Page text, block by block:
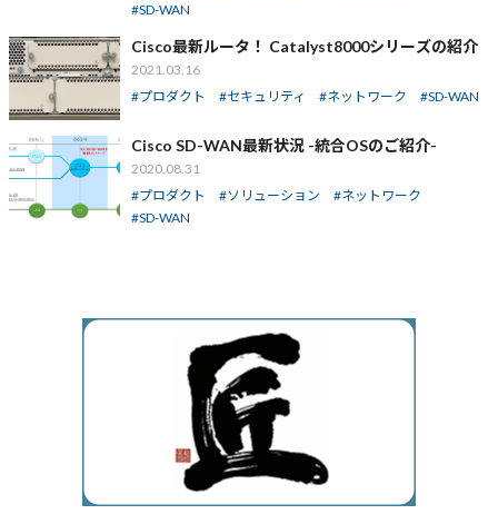
SD-WAN
Cisco最新ルータ！ Catalyst8000シリーズの紹介
2021.03.16
プロダクト
セキュリティ ネットワーク SD-WAN
Cisco SD-WAN最新状況 -統合OSのご紹介-
2020.08.31
プロダクト
ソリューション
ネットワーク
SD-WAN